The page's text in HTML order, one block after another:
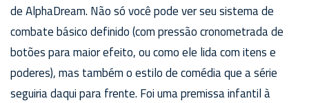
de AlphaDream. Não só você pode ver seu sistema de
combate básico definido (com pressão cronometrada de
botões para maior efeito, ou como ele lida com itens e
poderes), mas também o estilo de comédia que a série
seguiria daqui para frente. Foi uma premissa infantil à